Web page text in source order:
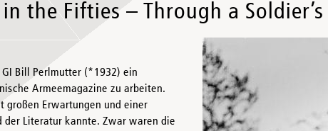
the Fifties – Through a Soldier’s
Bill Perlmutter (*1932) ein
Armeemagazine zu arbeiten.
großen Erwartungen und einer
der Literatur kannte. Zwar waren die